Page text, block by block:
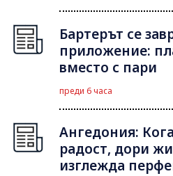
Бартерът се
приложение:
вместо с пари
преди 6 часа
Ангедония:
радост, дори
изглежда